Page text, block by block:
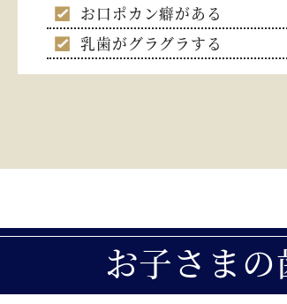
お口ポカン癖がある
乳歯がグラグラする
お子さま